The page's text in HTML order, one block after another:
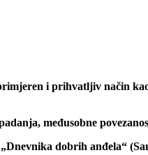
i prihvatljiv način
međusobne
dobrih anđela“